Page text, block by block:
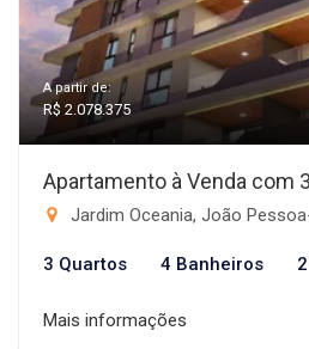
A partir de:
R$ 2.078.375
Apartamento à Venda com
Jardim Oceania, João
3 Quartos 4 Banheiros
Mais informações